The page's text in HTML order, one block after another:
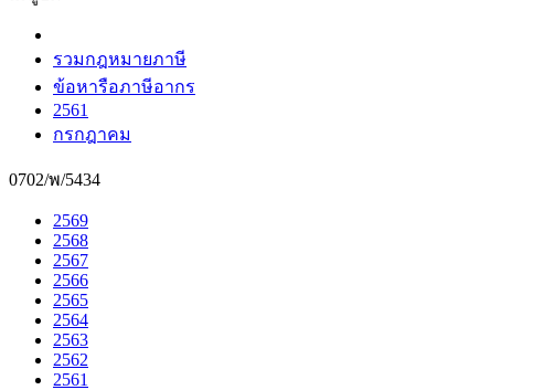
รวมกฎหมายภาษี
ข้อหารือภาษีอากร
2561
กรกฎาคม
0702/พ/5434
2569
2568
2567
2566
2565
2564
2563
2562
2561